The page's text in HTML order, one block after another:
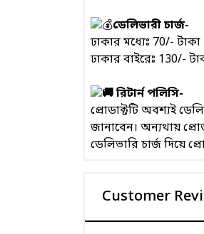
ডেলিভারী চার্জ-
ঢাকার মধ্যেঃ 70/- টাকা
ঢাকার বাইরেঃ 130/-
রিটার্ন পলিসি-
প্রোডাক্টটি অবশ্যই
জানাবেন। অন্যথায়
ডেলিভারি চার্জ দিয়ে
Customer